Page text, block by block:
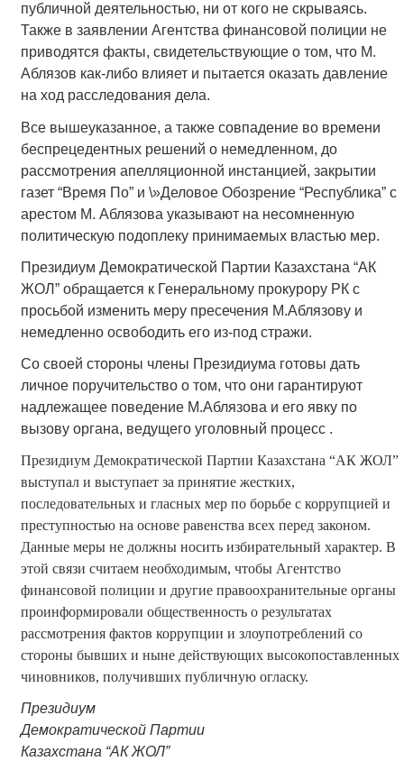
публичной деятельностью, ни от кого не скрываясь.
Также в заявлении Агентства финансовой полиции не
приводятся факты, свидетельствующие о том, что М.
Аблязов как-либо влияет и пытается оказать давление
на ход расследования дела.
Все вышеуказанное, а также совпадение во времени
беспрецедентных решений о немедленном, до
рассмотрения апелляционной инстанцией, закрытии
газет “Время По” и \»Деловое Обозрение “Республика” с
арестом М. Аблязова указывают на несомненную
политическую подоплеку принимаемых властью мер.
Президиум Демократической Партии Казахстана “АК
ЖОЛ” обращается к Генеральному прокурору РК с
просьбой изменить меру пресечения М.Аблязову и
немедленно освободить его из-под стражи.
Со своей стороны члены Президиума готовы дать
личное поручительство о том, что они гарантируют
надлежащее поведение М.Аблязова и его явку по
вызову органа, ведущего уголовный процесс .
Президиум Демократической Партии Казахстана “АК ЖОЛ”
выступал и выступает за принятие жестких,
последовательных и гласных мер по борьбе с коррупцией и
преступностью на основе равенства всех перед законом.
Данные меры не должны носить избирательный характер. В
этой связи считаем необходимым, чтобы Агентство
финансовой полиции и другие правоохранительные органы
проинформировали общественность о результатах
рассмотрения фактов коррупции и злоупотреблений со
стороны бывших и ныне действующих высокопоставленных
чиновников, получивших публичную огласку.
Президиум
Демократической Партии
Казахстана “АК ЖОЛ”